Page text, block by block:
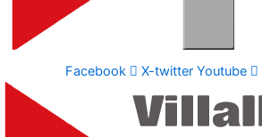
Facebook X-twitter Youtube